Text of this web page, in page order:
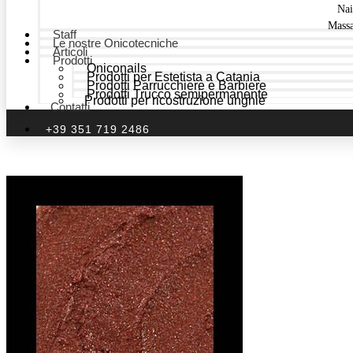
Staff
Le nostre Onicotecniche
Articoli
Prodotti
Oniconails
Prodotti per Estetista a Catania
Prodotti Parrucchiere e Barbiere
Prodotti Trucco semipermanente
Prodotti per ricostruzione unghie
Contatti
+39 351 719 2486